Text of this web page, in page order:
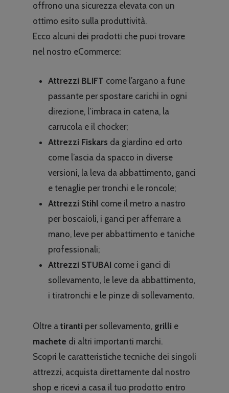
offrono una sicurezza elevata con un
ottimo esito sulla produttività.
Ecco alcuni dei prodotti che puoi trovare
nel nostro eCommerce:
Attrezzi BLIFT come l’argano a fune
passante per spostare carichi in ogni
direzione, l’imbraca in catena, la
carrucola e il chocker;
Attrezzi Fiskars da giardino ed orto
come l’ascia da spacco in diverse
versioni, la leva da abbattimento, ganci
e tenaglie per tronchi e le roncole;
Attrezzi Stihl come il metro a nastro
per boscaioli, i ganci per afferrare a
mano, leve per abbattimento e taniche
professionali;
Attrezzi STUBAI come i ganci di
sollevamento, le leve da abbattimento,
i tiratronchi e le pinze di sollevamento.
Oltre a tiranti per sollevamento, grilli e
machete di altri importanti marchi.
Scopri le caratteristiche tecniche dei singoli
attrezzi, acquista direttamente dal nostro
shop e ricevi a casa il tuo prodotto entro